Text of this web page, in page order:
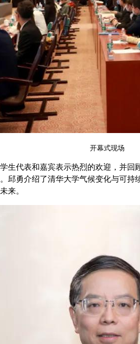
开幕式现场
生代表和嘉宾表示热烈的欢迎，并
邱勇介绍了清华大学气候变化与可
来。